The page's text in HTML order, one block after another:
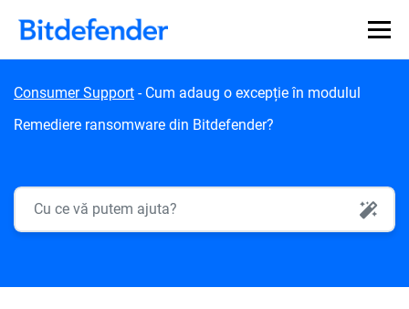
Consumer Support - Cum adaug o excepție în modulul
Remediere ransomware din Bitdefender?